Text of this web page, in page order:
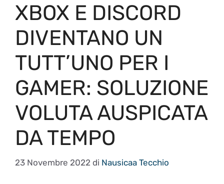
XBOX E DISCORD
DIVENTANO UN
TUTT’UNO PER I
GAMER: SOLUZIONE
VOLUTA AUSPICATA
DA TEMPO
23 Novembre 2022 di Nausicaa Tecchio